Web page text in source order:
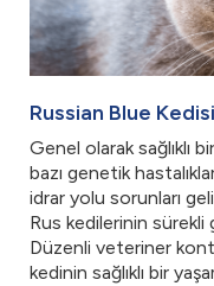
Russian Blue
Genel olarak sağlıklı
bazı genetik
idrar yolu sorunları
Rus kedilerinin
Düzenli veteriner
kedinin sağlıklı bir